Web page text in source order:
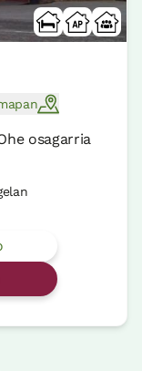
osagarria